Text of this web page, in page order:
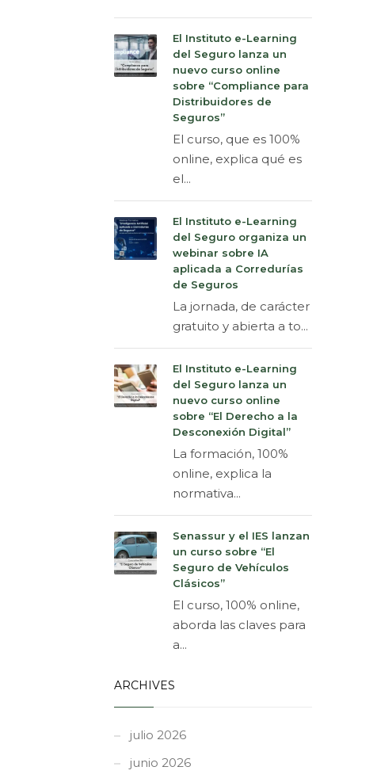
El Instituto e-Learning
del Seguro lanza un
nuevo curso online
sobre “Compliance para
Distribuidores de
Seguros”
El curso, que es 100%
online, explica qué es
el...
El Instituto e-Learning
del Seguro organiza un
webinar sobre IA
aplicada a Corredurías
de Seguros
La jornada, de carácter
gratuito y abierta a to...
El Instituto e-Learning
del Seguro lanza un
nuevo curso online
sobre “El Derecho a la
Desconexión Digital”
La formación, 100%
online, explica la
normativa...
Senassur y el IES lanzan
un curso sobre “El
Seguro de Vehículos
Clásicos”
El curso, 100% online,
aborda las claves para
a...
ARCHIVES
julio 2026
junio 2026